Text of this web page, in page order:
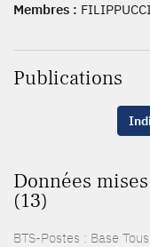
Membres :
Publications
Données
(13)
BTS-Postes : Base